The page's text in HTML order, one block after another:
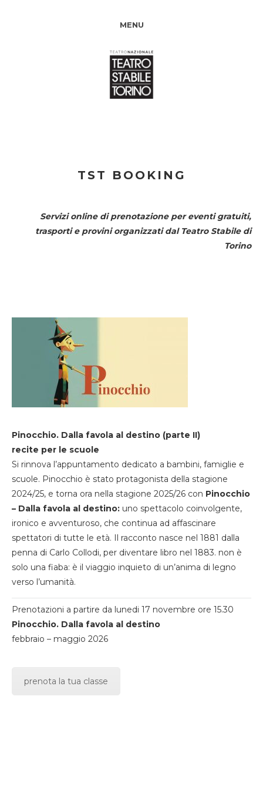
MENU
TST BOOKING
Servizi online di prenotazione per eventi gratuiti,
trasporti e provini organizzati dal Teatro Stabile di
Torino
Pinocchio. Dalla favola al destino (parte II)
recite per le scuole
Si rinnova l’appuntamento dedicato a bambini, famiglie e
scuole. Pinocchio è stato protagonista della stagione
2024/25, e torna ora nella stagione 2025/26 con Pinocchio
– Dalla favola al destino: uno spettacolo coinvolgente,
ironico e avventuroso, che continua ad affascinare
spettatori di tutte le età. Il racconto nasce nel 1881 dalla
penna di Carlo Collodi, per diventare libro nel 1883. non è
solo una fiaba: è il viaggio inquieto di un’anima di legno
verso l’umanità.
Prenotazioni a partire da lunedi 17 novembre ore 15.30
Pinocchio. Dalla favola al destino
febbraio – maggio 2026
prenota la tua classe